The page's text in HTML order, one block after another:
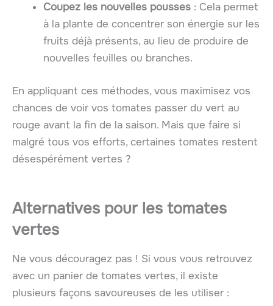
Coupez les nouvelles pousses : Cela permet
à la plante de concentrer son énergie sur les
fruits déjà présents, au lieu de produire de
nouvelles feuilles ou branches.
En appliquant ces méthodes, vous maximisez vos
chances de voir vos tomates passer du vert au
rouge avant la fin de la saison. Mais que faire si
malgré tous vos efforts, certaines tomates restent
désespérément vertes ?
Alternatives pour les tomates
vertes
Ne vous découragez pas ! Si vous vous retrouvez
avec un panier de tomates vertes, il existe
plusieurs façons savoureuses de les utiliser :